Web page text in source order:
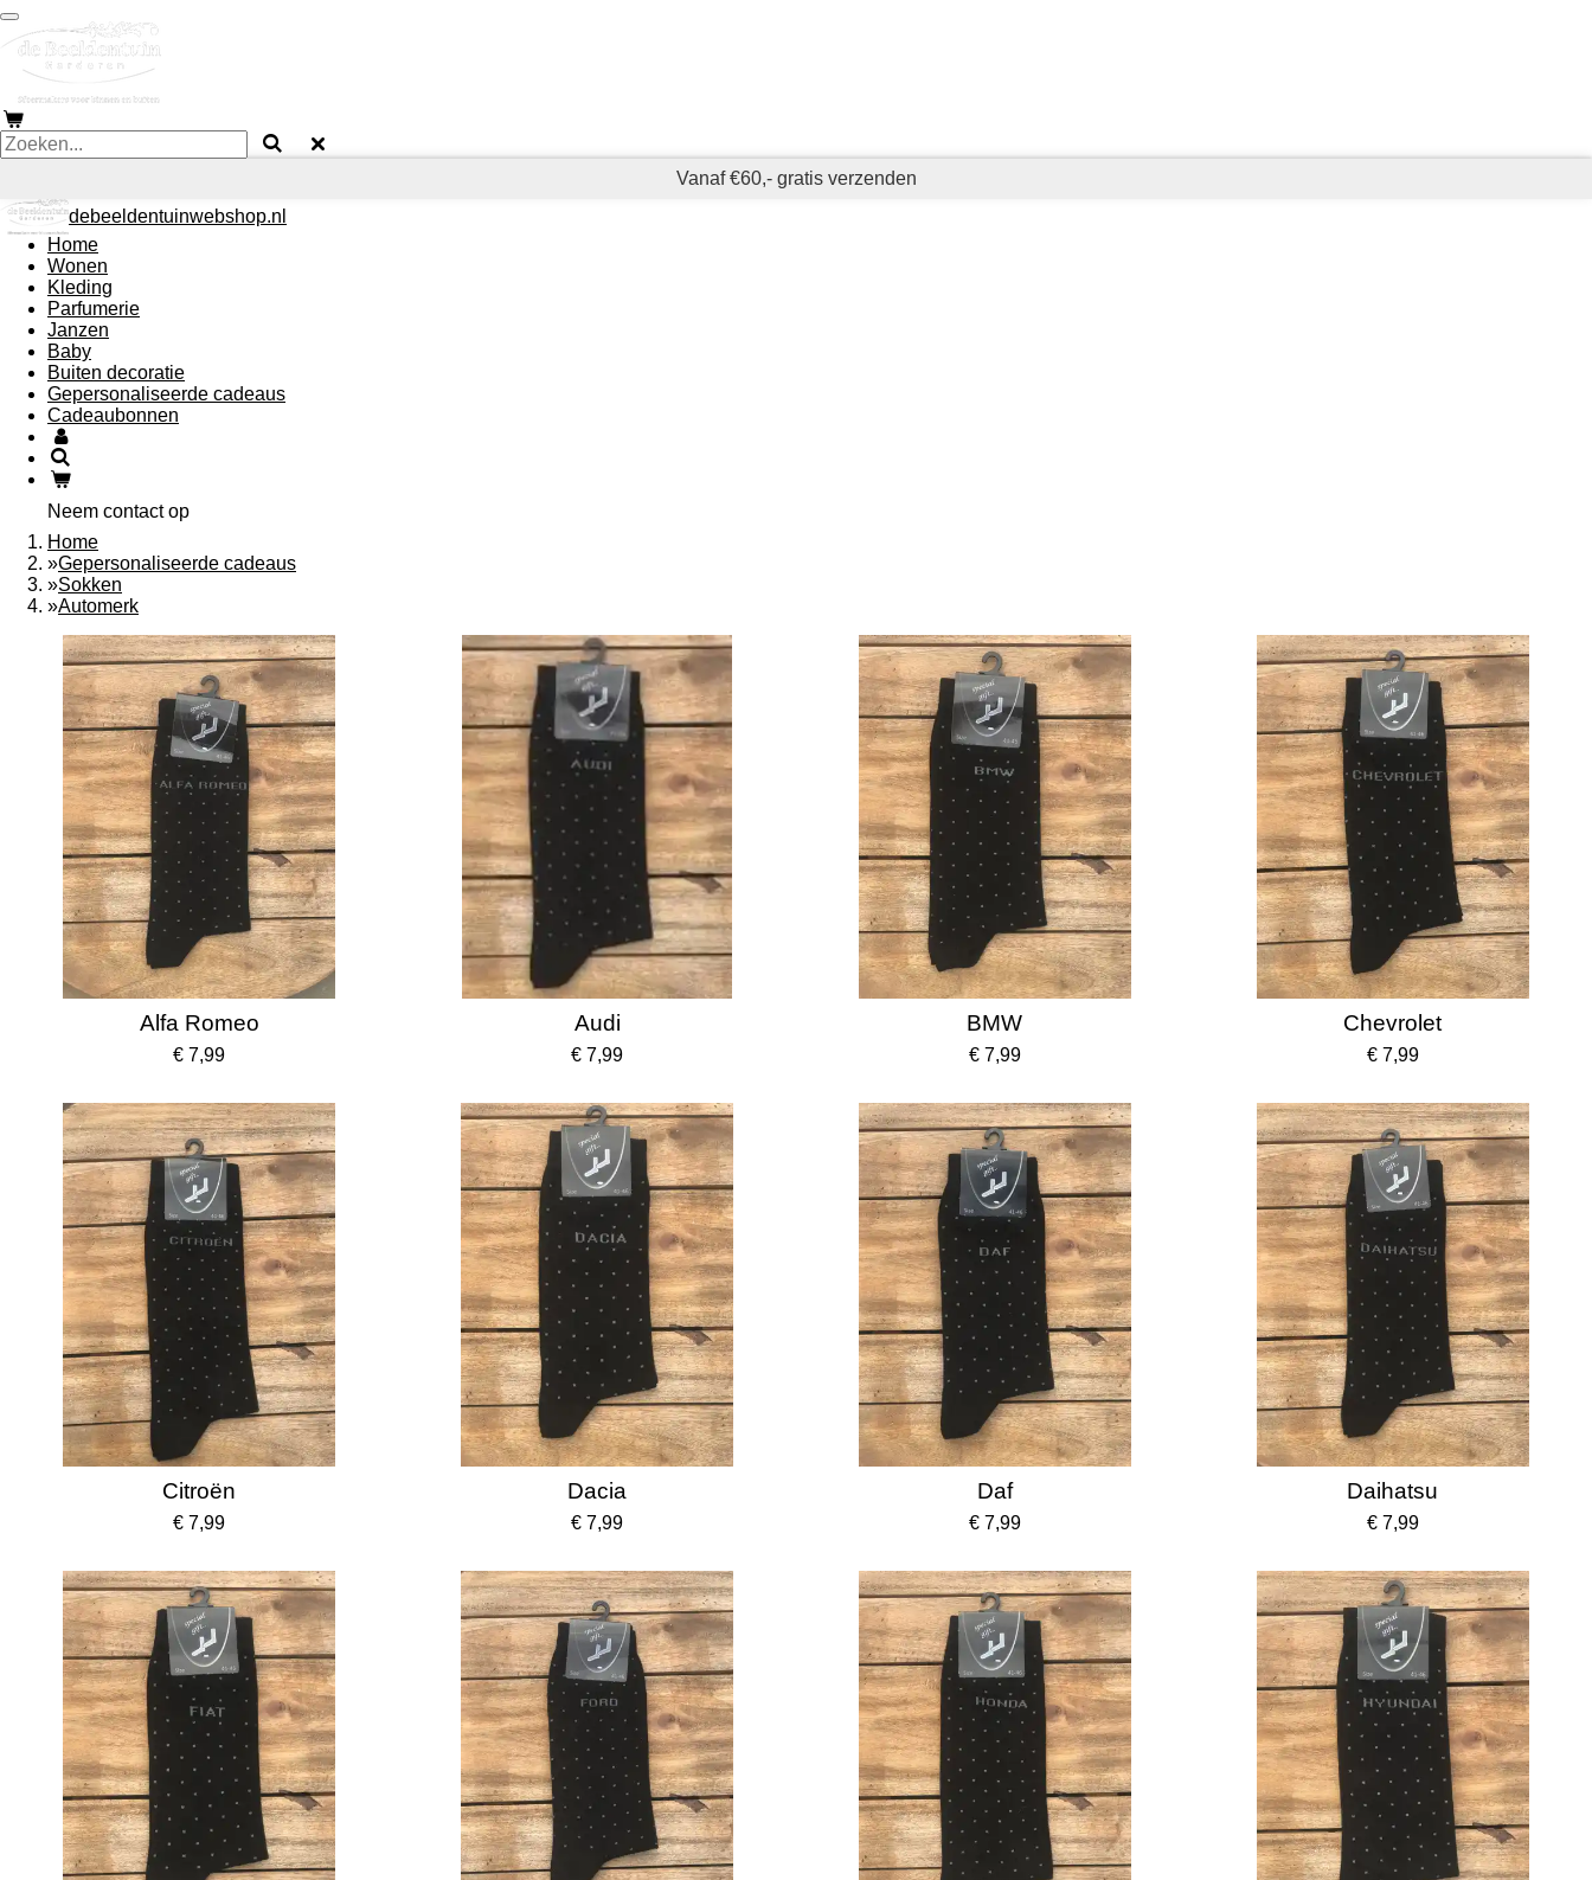
Ga
direct
naar
hoofdinhoud
Vanaf €60,- gratis verzenden
debeeldentuinwebshop.nl
Home
Wonen
Kleding
Parfumerie
Janzen
Baby
Buiten decoratie
Gepersonaliseerde cadeaus
Cadeaubonnen
Neem contact op
Home
»Gepersonaliseerde cadeaus
»Sokken
»Automerk
Alfa Romeo
€ 7,99
Audi
€ 7,99
BMW
€ 7,99
Chevrolet
€ 7,99
Citroën
€ 7,99
Dacia
€ 7,99
Daf
€ 7,99
Daihatsu
€ 7,99